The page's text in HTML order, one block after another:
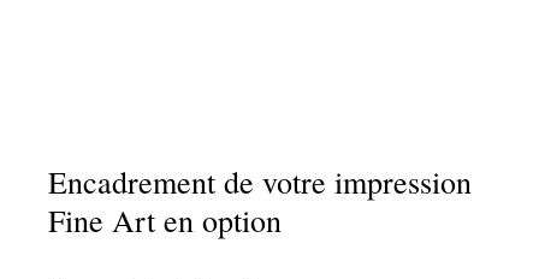
Encadrement de votre impression
Fine Art en option